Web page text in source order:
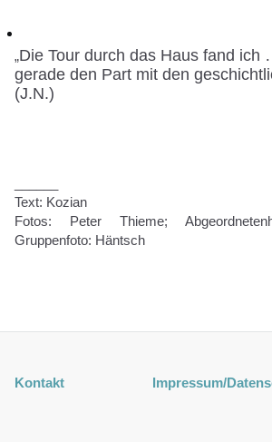
„Die Tour durch das Haus fand
gerade den Part mit den
(J.N.)
Text: Kozian
Fotos: Peter Thieme;
Gruppenfoto: Häntsch
Kontakt Impressum/